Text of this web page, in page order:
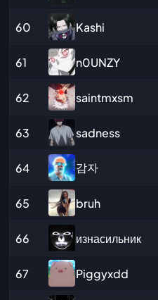
60 Kashi
61 n0UNZY
62 saintmxsm
63 sadness
64 감자
65 bruh
66 изнасильник
67 Piggyxdd